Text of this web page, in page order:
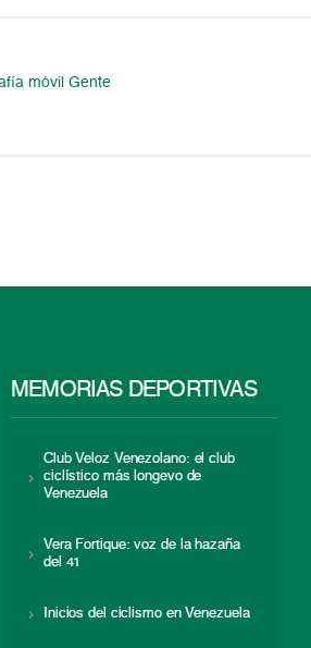
móvil Gente
MEMORIAS DEPORTIVAS
Club Veloz Venezolano: el club
ciclístico más longevo de
Venezuela
Vera Fortique: voz de la hazaña
del 41
Inicios del ciclismo en Venezuela